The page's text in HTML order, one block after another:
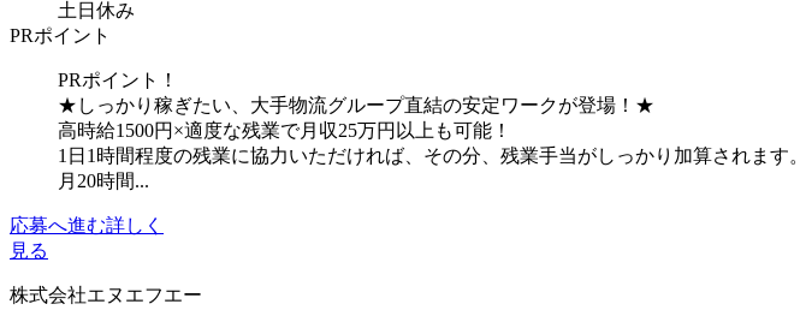
土日休み
PRポイント
PRポイント！
★しっかり稼ぎたい、大手物流グループ直結の安定ワークが登場！★
高時給1500円×適度な残業で月収25万円以上も可能！
1日1時間程度の残業に協力いただければ、その分、残業手当がしっかり加算されます。
月20時間...
応募へ進む詳しく
見る
株式会社エヌエフエー